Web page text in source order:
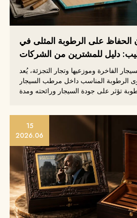
الحفاظ على الرطوبة المثلى في
دليل للمشترين من الشركات
الفاخرة وموزعيها وتجار التجزئة، يُعد
الرطوبة المناسب داخل مرطب السيجار
تؤثر على جودة السيجار ورائحته ومدة
رضا العملاء وسمعة العلامة التجارية.
15
2026.06